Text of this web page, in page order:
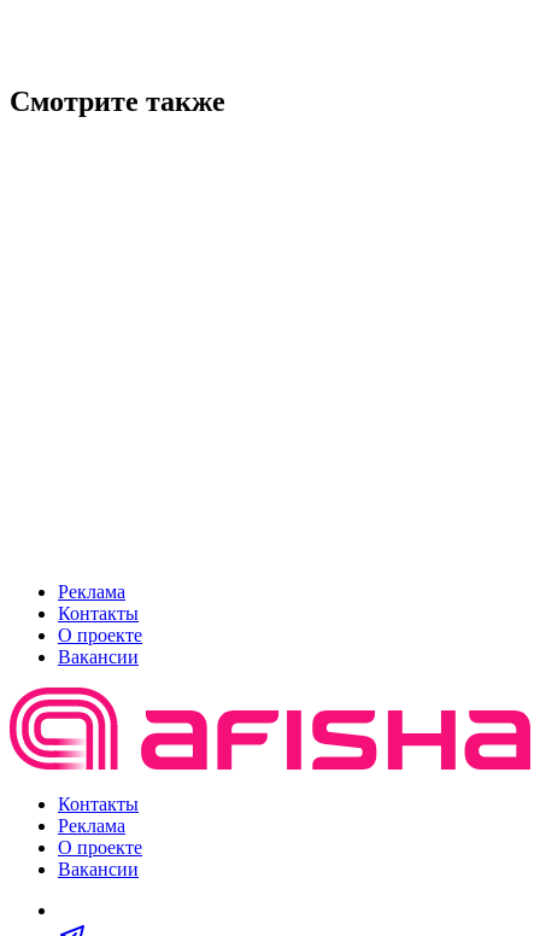
Смотрите также
Реклама
Контакты
О проекте
Вакансии
Контакты
Реклама
О проекте
Вакансии